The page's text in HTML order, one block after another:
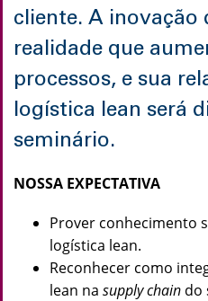
cliente. A inovação
realidade que
processos, e sua
logística lean será
seminário.
NOSSA EXPECTATIVA
Prover conhecimento
logística lean.
Reconhecer como
lean na supply chain do